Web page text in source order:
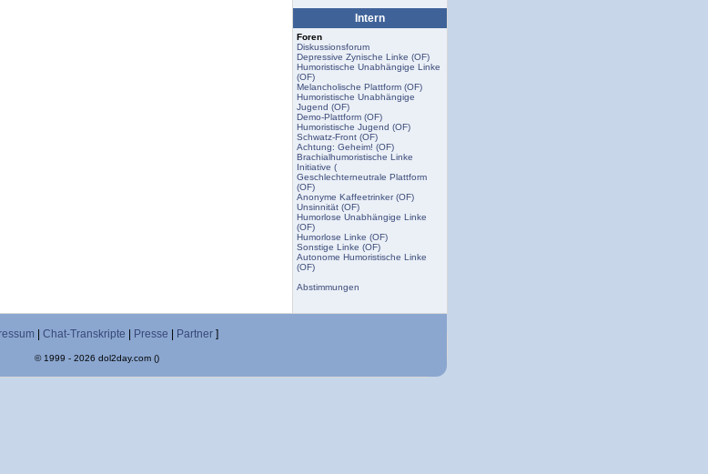
Intern
Foren
Diskussionsforum
Depressive Zynische Linke (OF)
Humoristische Unabhängige Linke
(OF)
Melancholische Plattform (OF)
Humoristische Unabhängige
Jugend (OF)
Demo-Plattform (OF)
Humoristische Jugend (OF)
Schwatz-Front (OF)
Achtung: Geheim! (OF)
Brachialhumoristische Linke
Initiative (
Geschlechterneutrale Plattform
(OF)
Anonyme Kaffeetrinker (OF)
Unsinnität (OF)
Humorlose Unabhängige Linke
(OF)
Humorlose Linke (OF)
Sonstige Linke (OF)
Autonome Humoristische Linke
(OF)
Abstimmungen
Chat-Transkripte Presse Partner ]
© 1999 - 2026 dol2day.com ()